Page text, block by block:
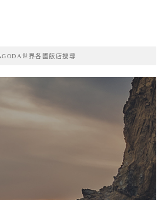
世界各國飯店搜尋